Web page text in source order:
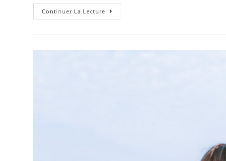
Continuer La Lecture Gymnastique
Adaptée